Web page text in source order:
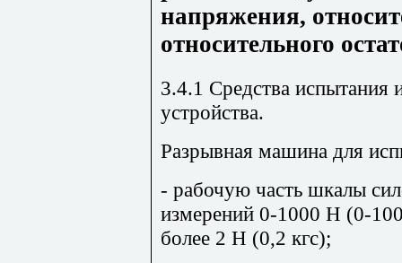
напряжения,
относительного
3.4.1 Средства испытания
устройства.
Разрывная машина для
- рабочую часть шкалы
измерений 0-1000 Н (0-
более 2 Н (0,2 кгс);